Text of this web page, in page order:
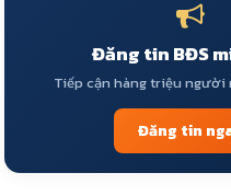
Đăng tin BĐS
Tiếp cận hàng triệu người
Đăng tin